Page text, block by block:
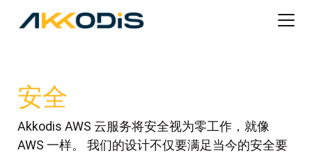
安全
Akkodis AWS 云服务将安全视为零工作，就像
AWS 一样。 我们的设计不仅要满足当今的安全要